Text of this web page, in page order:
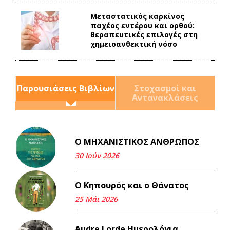
Mεταστατικός καρκίνος
παχέος εντέρου και ορθού:
θεραπευτικές επιλογές στη
χημειοανθεκτική νόσο
Παρουσιάσεις Βιβλίων
Στοχασμοί και
Αντανακλάσεις
Ο ΜΗΧΑΝΙΣΤΙΚΟΣ ΑΝΘΡΩΠΟΣ
30 Ιούν 2026
Ο Κηπουρός και ο Θάνατος
25 Μάι 2026
Και τα λεφτά ξαναγυρίζουν
σε σένα.
Μνήμη Νίκου Μαλάμου